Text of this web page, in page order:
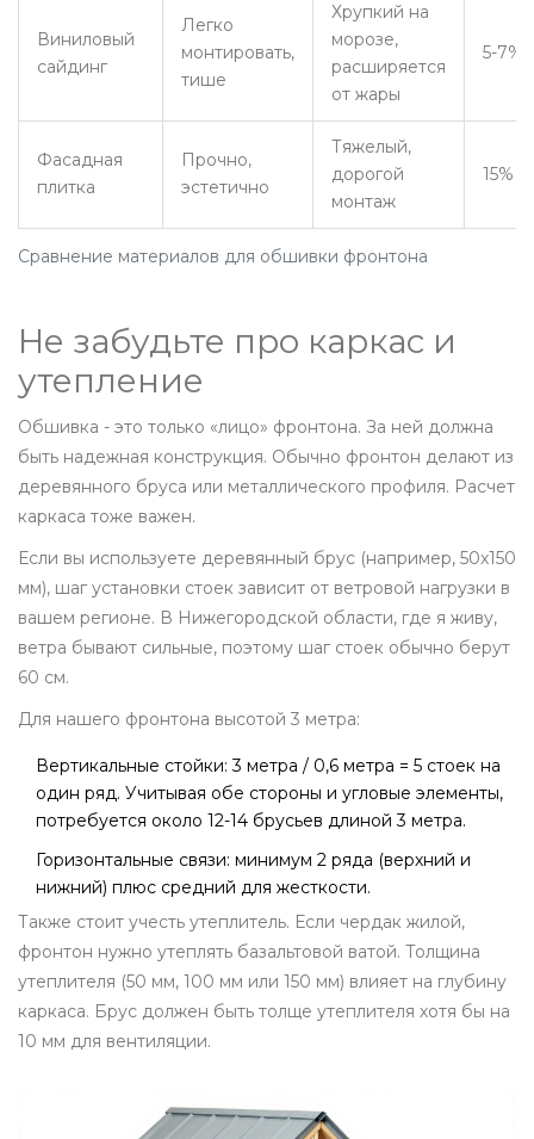
Сравнение материалов для обшивки фронтона
Виниловый
сайдинг
Легко
монтировать,
тише
Хрупкий на
морозе,
расширяется
от жары
5-7%
Фасадная
плитка
Прочно,
эстетично
Тяжелый,
дорогой
монтаж
15%
Не забудьте про каркас и
утепление
Обшивка - это только «лицо» фронтона. За ней должна
быть надежная конструкция. Обычно фронтон делают из
деревянного бруса или металлического профиля. Расчет
каркаса тоже важен.
Если вы используете деревянный брус (например, 50х150
мм), шаг установки стоек зависит от ветровой нагрузки в
вашем регионе. В Нижегородской области, где я живу,
ветра бывают сильные, поэтому шаг стоек обычно берут
60 см.
Для нашего фронтона высотой 3 метра:
Вертикальные стойки: 3 метра / 0,6 метра = 5 стоек на
один ряд. Учитывая обе стороны и угловые элементы,
потребуется около 12-14 брусьев длиной 3 метра.
Горизонтальные связи: минимум 2 ряда (верхний и
нижний) плюс средний для жесткости.
Также стоит учесть утеплитель. Если чердак жилой,
фронтон нужно утеплять базальтовой ватой. Толщина
утеплителя (50 мм, 100 мм или 150 мм) влияет на глубину
каркаса. Брус должен быть толще утеплителя хотя бы на
10 мм для вентиляции.